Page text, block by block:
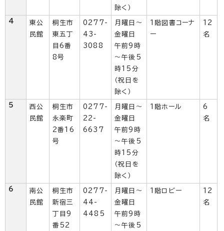
除く）
4
東公
民館
桐生市
東五丁
目6番
8号
0277-
43-
3088
月曜日～
金曜日
午前9時
～午後5
時15分
（祝日を
除く）
1階図書コーナ
ー
12
名
5
西公
民館
桐生市
永楽町
2番16
号
0277-
22-
6637
月曜日～
金曜日
午前9時
～午後5
時15分
（祝日を
除く）
1階ホール
6
名
6
南公
民館
桐生市
新宿三
丁目9
番52
0277-
44-
4485
月曜日～
金曜日
午前9時
～午後5
1階ロビー
12
名